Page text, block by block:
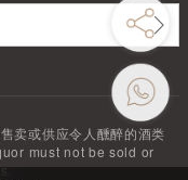
卖或供应令人醺醉的酒类
must not be sold or